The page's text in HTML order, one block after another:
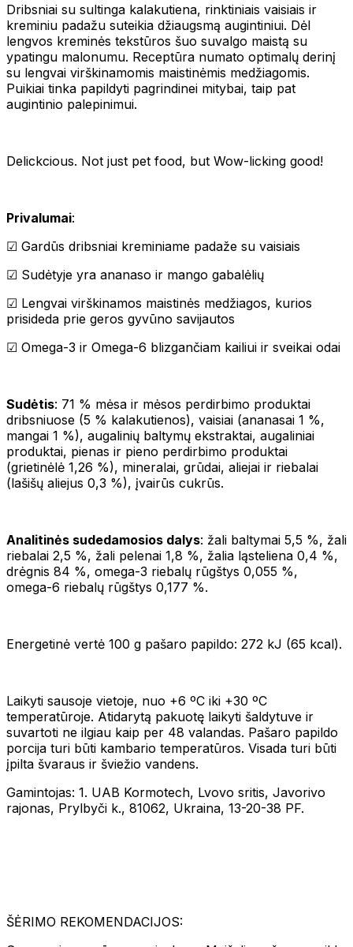
Dribsniai su sultinga kalakutiena, rinktiniais vaisiais ir
kreminiu padažu suteikia džiaugsmą augintiniui. Dėl
lengvos kreminės tekstūros šuo suvalgo maistą su
ypatingu malonumu. Receptūra numato optimalų derinį
su lengvai virškinamomis maistinėmis medžiagomis.
Puikiai tinka papildyti pagrindinei mitybai, taip pat
augintinio palepinimui.
Delickcious. Not just pet food, but Wow-licking good!
Privalumai:
☑ Gardūs dribsniai kreminiame padaže su vaisiais
☑ Sudėtyje yra ananaso ir mango gabalėlių
☑ Lengvai virškinamos maistinės medžiagos, kurios
prisideda prie geros gyvūno savijautos
☑ Omega-3 ir Omega-6 blizgančiam kailiui ir sveikai odai
Sudėtis: 71 % mėsa ir mėsos perdirbimo produktai
dribsniuose (5 % kalakutienos), vaisiai (ananasai 1 %,
mangai 1 %), augalinių baltymų ekstraktai, augaliniai
produktai, pienas ir pieno perdirbimo produktai
(grietinėlė 1,26 %), mineralai, grūdai, aliejai ir riebalai
(lašišų aliejus 0,3 %), įvairūs cukrūs.
Analitinės sudedamosios dalys: žali baltymai 5,5 %, žali
riebalai 2,5 %, žali pelenai 1,8 %, žalia ląsteliena 0,4 %,
drėgnis 84 %, omega-3 riebalų rūgštys 0,055 %,
omega-6 riebalų rūgštys 0,177 %.
Energetinė vertė 100 g pašaro papildo: 272 kJ (65 kcal).
Laikyti sausoje vietoje, nuo +6 ºC iki +30 ºC
temperatūroje. Atidarytą pakuotę laikyti šaldytuve ir
suvartoti ne ilgiau kaip per 48 valandas. Pašaro papildo
porcija turi būti kambario temperatūros. Visada turi būti
įpilta švaraus ir šviežio vandens.
Gamintojas: 1. UAB Kormotech, Lvovo sritis, Javorivo
rajonas, Prylbyči k., 81062, Ukraina, 13-20-38 PF.
ŠĖRIMO REKOMENDACIJOS: